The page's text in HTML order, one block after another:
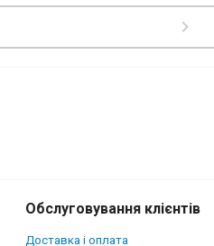
Обслуговування клієнтів
Доставка і оплата